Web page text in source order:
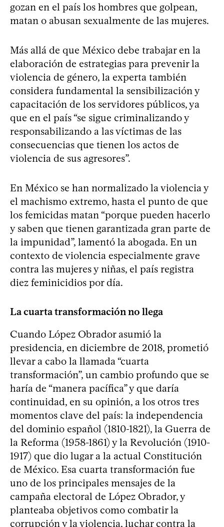
gozan en el país los hombres que golpean,
matan o abusan sexualmente de las mujeres.
Más allá de que México debe trabajar en la
elaboración de estrategias para prevenir la
violencia de género, la experta también
considera fundamental la sensibilización y
capacitación de los servidores públicos, ya
que en el país “se sigue criminalizando y
responsabilizando a las víctimas de las
consecuencias que tienen los actos de
violencia de sus agresores”.
En México se han normalizado la violencia y
el machismo extremo, hasta el punto de que
los femicidas matan “porque pueden hacerlo
y saben que tienen garantizada gran parte de
la impunidad”, lamentó la abogada. En un
contexto de violencia especialmente grave
contra las mujeres y niñas, el país registra
diez feminicidios por día.
La cuarta transformación no llega
Cuando López Obrador asumió la
presidencia, en diciembre de 2018, prometió
llevar a cabo la llamada “cuarta
transformación”, un cambio profundo que se
haría de “manera pacífica” y que daría
continuidad, en su opinión, a los otros tres
momentos clave del país: la independencia
del dominio español (1810-1821), la Guerra de
la Reforma (1958-1861) y la Revolución (1910-
1917) que dio lugar a la actual Constitución
de México. Esa cuarta transformación fue
uno de los principales mensajes de la
campaña electoral de López Obrador, y
planteaba objetivos como combatir la
corrupción y la violencia, luchar contra la